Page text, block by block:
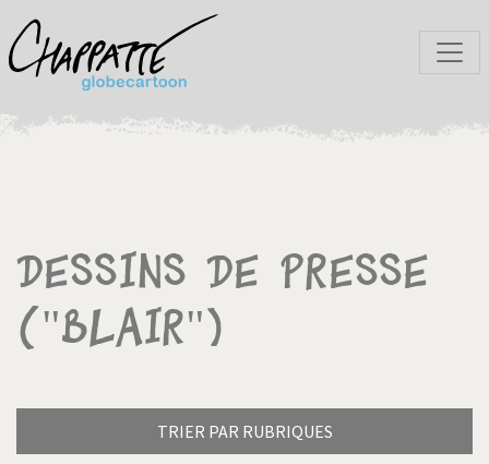
Dessins de presse
("Blair")
TRIER PAR RUBRIQUES